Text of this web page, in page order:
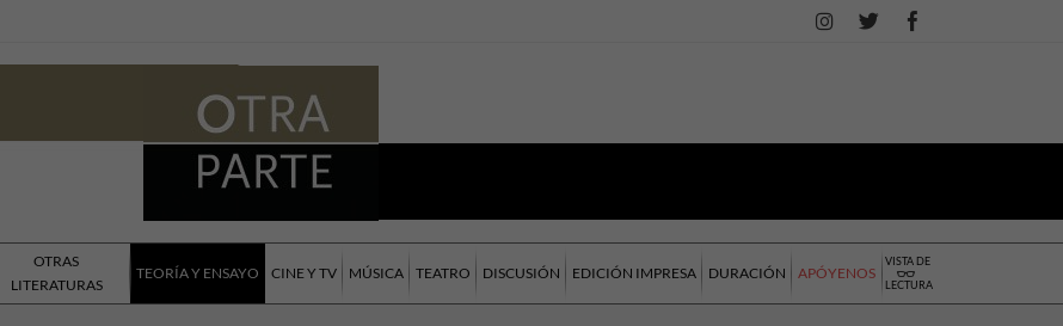
OTRAS
LITERATURAS
TEORÍA Y ENSAYO CINE Y TV MÚSICA TEATRO DISCUSIÓN EDICIÓN IMPRESA DURACIÓN APÓYENOS
VISTA DE
LECTURA